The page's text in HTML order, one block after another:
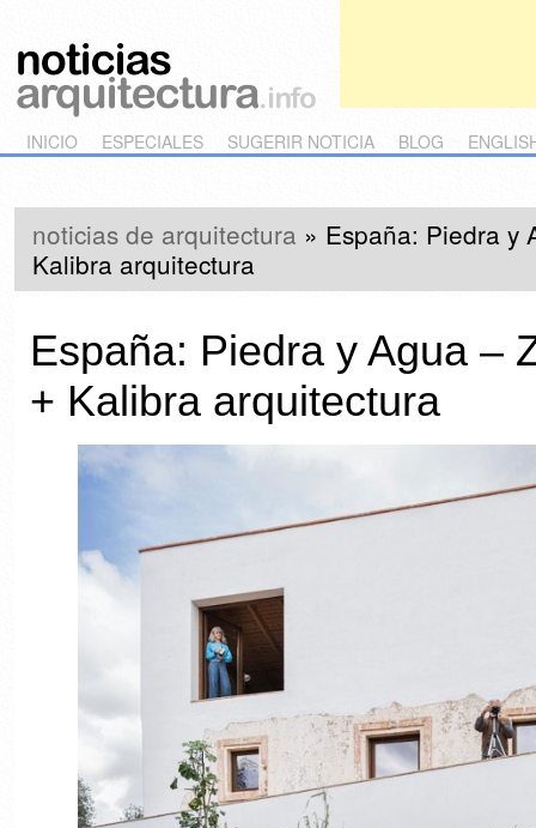
Main menu
Skip to primary content
Skip to secondary content
INICIO ESPECIALES SUGERIR NOTICIA BLOG
noticias de arquitectura » España: Piedra y
Kalibra arquitectura
España: Piedra y Agua –
+ Kalibra arquitectura